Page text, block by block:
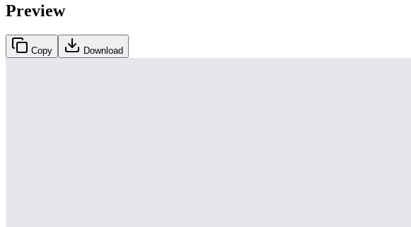
Preview
Copy Download